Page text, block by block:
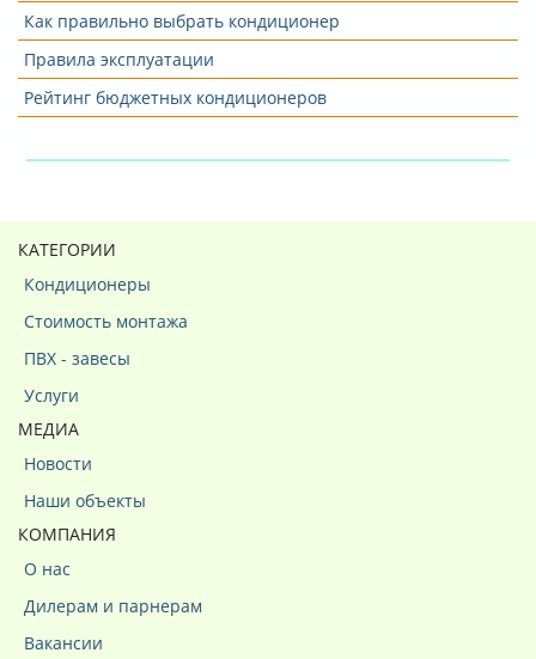
Как правильно выбрать кондиционер
Правила эксплуатации
Рейтинг бюджетных кондиционеров
КАТЕГОРИИ
Кондиционеры
Стоимость монтажа
ПВХ - завесы
Услуги
МЕДИА
Новости
Наши объекты
КОМПАНИЯ
О нас
Дилерам и парнерам
Вакансии